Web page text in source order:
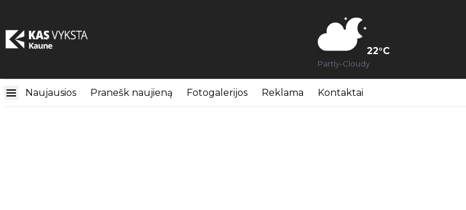
22°C
Partly-Cloudy
Naujausios Pranešk naujieną Fotogalerijos Reklama Kontaktai